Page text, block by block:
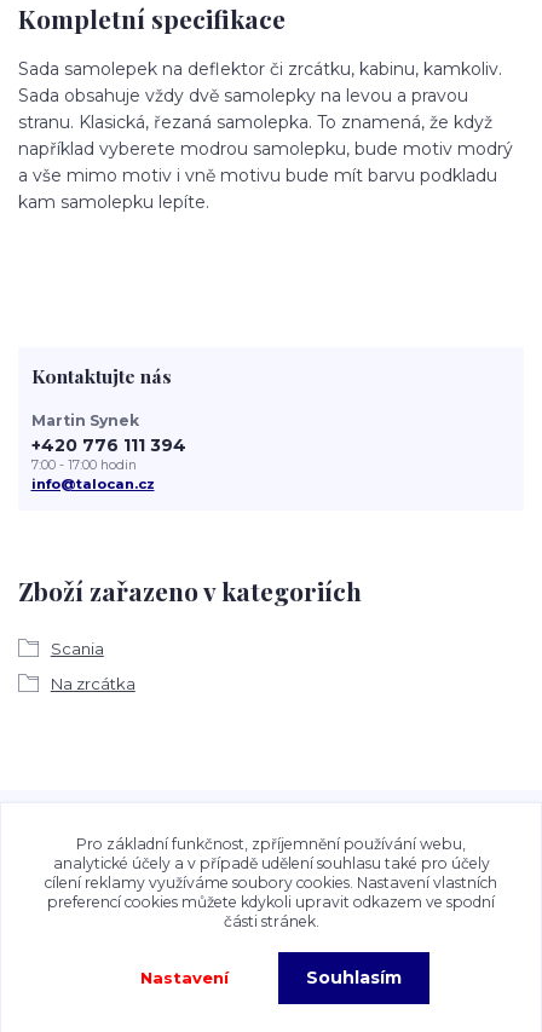
Kompletní specifikace
Sada samolepek na deflektor či zrcátku, kabinu, kamkoliv.
Sada obsahuje vždy dvě samolepky na levou a pravou
stranu. Klasická, řezaná samolepka. To znamená, že když
například vyberete modrou samolepku, bude motiv modrý
a vše mimo motiv i vně motivu bude mít barvu podkladu
kam samolepku lepíte.
Zboží zařazeno v kategoriích
Scania
Na zrcátka
Kontaktujte nás
Martin Synek
+420 776 111 394
7:00 - 17:00 hodin
info@talocan.cz
obsah zveřejněný na stránkách Talocan.cz a
CeskeSamolepky.cz jsou chráněny autorským právem. Jejich
použití bez předchozího písemného souhlasu provozovatele
je zakázáno.
Pro základní funkčnost, zpříjemnění používání webu,
analytické účely a v případě udělení souhlasu také pro účely
cílení reklamy využíváme soubory cookies. Nastavení vlastních
preferencí cookies můžete kdykoli upravit odkazem ve spodní
části stránek.
Nastavení Souhlasím